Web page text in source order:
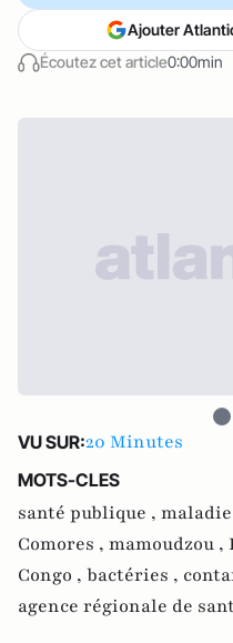
Écoutez cet article0:00min
Ajouter
VU SUR:20 Minutes
MOTS-CLES
santé publique ,
Comores , mamoudzou ,
Congo , bactéries ,
agence régionale de